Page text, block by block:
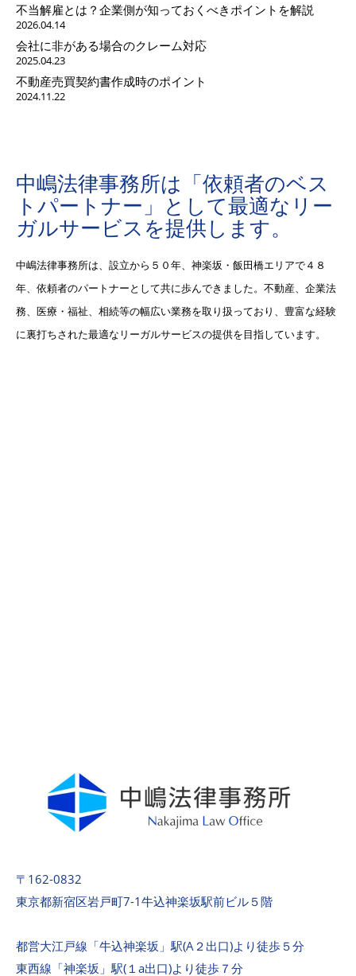
不当解雇とは？企業側が知っておくべきポイントを解説
2026.04.14
会社に非がある場合のクレーム対応
2025.04.23
不動産売買契約書作成時のポイント
2024.11.22
中嶋法律事務所は「依頼者のベス
トパートナー」として最適なリー
ガルサービスを提供します。
中嶋法律事務所は、設立から５０年、神楽坂・飯田橋エリアで４８
年、依頼者のパートナーとして共に歩んできました。不動産、企業法
務、医療・福祉、相続等の幅広い業務を取り扱っており、豊富な経験
に裏打ちされた最適なリーガルサービスの提供を目指しています。
〒162-0832
東京都新宿区岩戸町7-1牛込神楽坂駅前ビル５階
都営大江戸線「牛込神楽坂」駅(A２出口)より徒歩５分
東西線「神楽坂」駅(１a出口)より徒歩７分